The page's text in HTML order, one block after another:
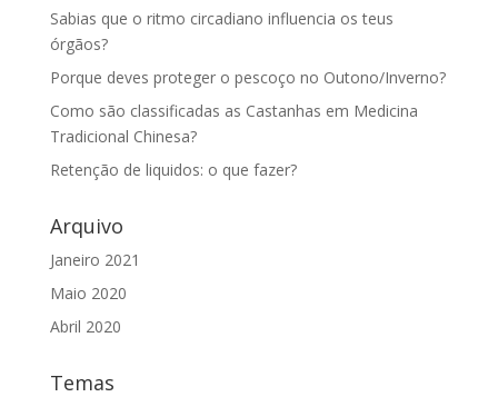
Sabias que o ritmo circadiano influencia os teus
órgãos?
Porque deves proteger o pescoço no Outono/Inverno?
Como são classificadas as Castanhas em Medicina
Tradicional Chinesa?
Retenção de liquidos: o que fazer?
Arquivo
Janeiro 2021
Maio 2020
Abril 2020
Temas